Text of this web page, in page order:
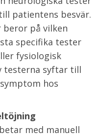
patientens besvär.
beror på vilken
specifika tester
fysiologisk
testerna syftar till
hos
med manuell